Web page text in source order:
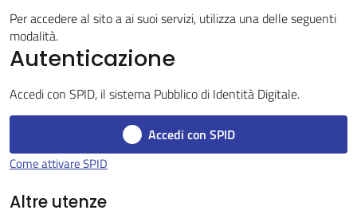
Vivere
Fontanelice
Servizi
on-
line
Per accedere al sito a ai suoi servizi, utilizza una delle seguenti
modalità.
Autenticazione
Accedi con SPID, il sistema Pubblico di Identità Digitale.
Accedi con SPID
Come attivare SPID
Altre utenze